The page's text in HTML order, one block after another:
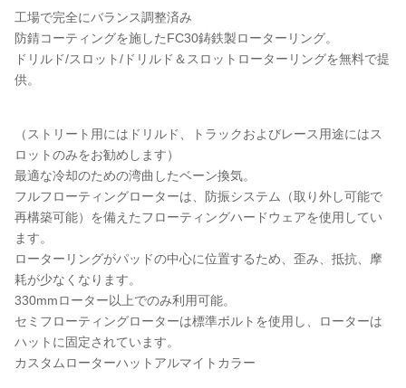
工場で完全にバランス調整済み
防錆コーティングを施したFC30鋳鉄製ローターリング。
ドリルド/スロット/ドリルド＆スロットローターリングを無料で提
供。
（ストリート用にはドリルド、トラックおよびレース用途にはス
ロットのみをお勧めします）
最適な冷却のための湾曲したベーン換気。
フルフローティングローターは、防振システム（取り外し可能で
再構築可能）を備えたフローティングハードウェアを使用してい
ます。
ローターリングがパッドの中心に位置するため、歪み、抵抗、摩
耗が少なくなります。
330mmローター以上でのみ利用可能。
セミフローティングローターは標準ボルトを使用し、ローターは
ハットに固定されています。
カスタムローターハットアルマイトカラー